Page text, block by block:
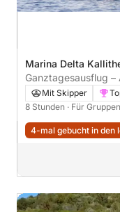
Marina Delta
Ganztagesausflug –
Mit Skipper
8 Stunden · Für
4-mal gebucht in den